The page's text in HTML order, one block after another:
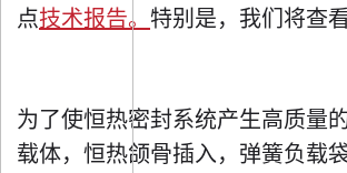
点技术报告。 特别是，我们将查
为了使恒热密封系统产生高质量
载体，恒热颌骨插入，弹簧负载